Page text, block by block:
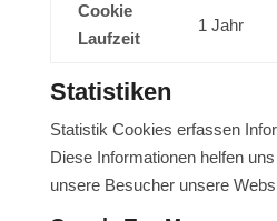
Cookie
Laufzeit
1 Jahr
Statistiken
Statistik Cookies erfassen
Diese Informationen helfen
unsere Besucher unsere